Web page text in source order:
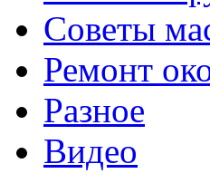
Советы
Ремонт
Разное
Видео